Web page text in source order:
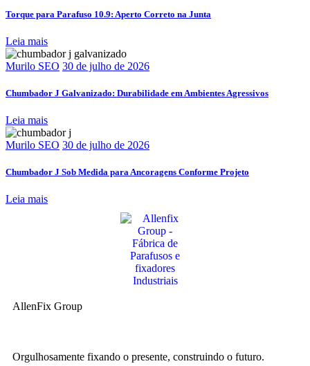
Torque para Parafuso 10.9: Aperto Correto na Junta
Leia mais
Murilo SEO 30 de julho de 2026
Chumbador J Galvanizado: Durabilidade em Ambientes Agressivos
Leia mais
Murilo SEO 30 de julho de 2026
Chumbador J Sob Medida para Ancoragens Conforme Projeto
Leia mais
AllenFix Group
Orgulhosamente fixando o presente, construindo o futuro.